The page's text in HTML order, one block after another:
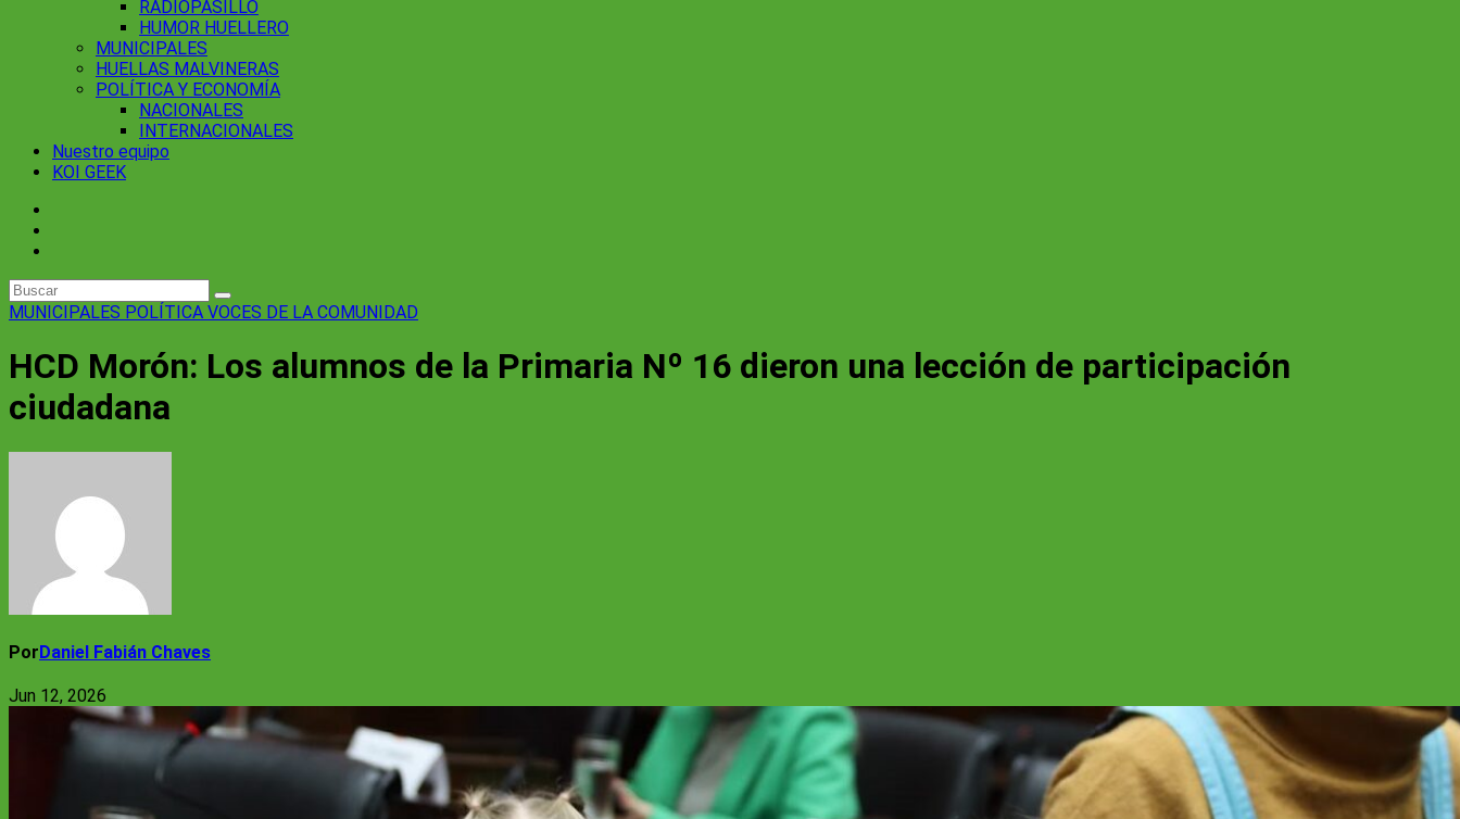
RADIOPASILLO
HUMOR HUELLERO
MUNICIPALES
HUELLAS MALVINERAS
POLÍTICA Y ECONOMÍA
NACIONALES
INTERNACIONALES
Nuestro equipo
KOI GEEK
MUNICIPALES POLÍTICA VOCES DE LA COMUNIDAD
HCD Morón: Los alumnos de la Primaria Nº 16 dieron una lección de participación
ciudadana
PorDaniel Fabián Chaves
Jun 12, 2026